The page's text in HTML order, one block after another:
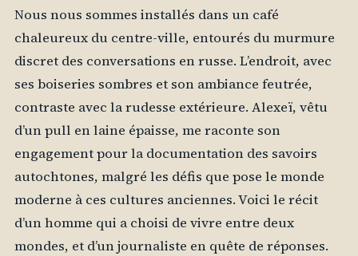
Nous nous sommes installés dans un café
chaleureux du centre-ville, entourés du murmure
discret des conversations en russe. L’endroit, avec
ses boiseries sombres et son ambiance feutrée,
contraste avec la rudesse extérieure. Alexeï, vêtu
d’un pull en laine épaisse, me raconte son
engagement pour la documentation des savoirs
autochtones, malgré les défis que pose le monde
moderne à ces cultures anciennes. Voici le récit
d’un homme qui a choisi de vivre entre deux
mondes, et d’un journaliste en quête de réponses.